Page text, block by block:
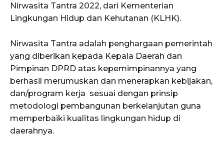
Nirwasita Tantra 2022, dari Kementerian
Lingkungan Hidup dan Kehutanan (KLHK).
Nirwasita Tantra adalah penghargaan pemerintah
yang diberikan kepada Kepala Daerah dan
Pimpinan DPRD atas kepemimpinannya yang
berhasil merumuskan dan menerapkan kebijakan,
dan/program kerja sesuai dengan prinsip
metodologi pembangunan berkelanjutan guna
memperbaiki kualitas lingkungan hidup di
daerahnya.